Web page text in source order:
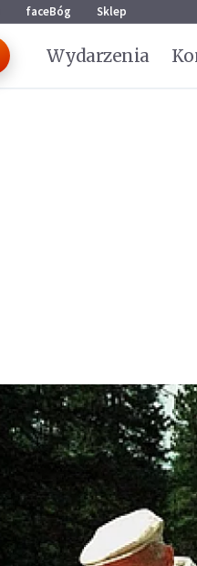
faceBóg Sklep
Wydarzenia